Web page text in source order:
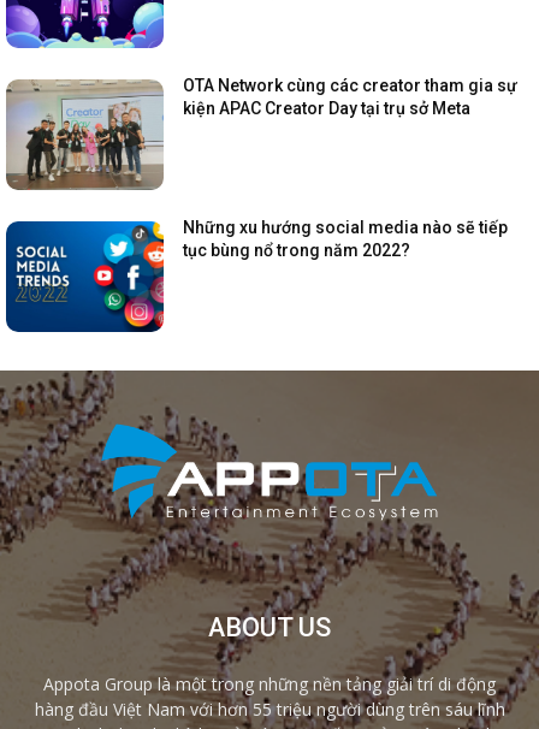
OTA Network cùng các creator tham gia sự
kiện APAC Creator Day tại trụ sở Meta
Những xu hướng social media nào sẽ tiếp
tục bùng nổ trong năm 2022?
ABOUT US
Appota Group là một trong những nền tảng giải trí di động
hàng đầu Việt Nam với hơn 55 triệu người dùng trên sáu lĩnh